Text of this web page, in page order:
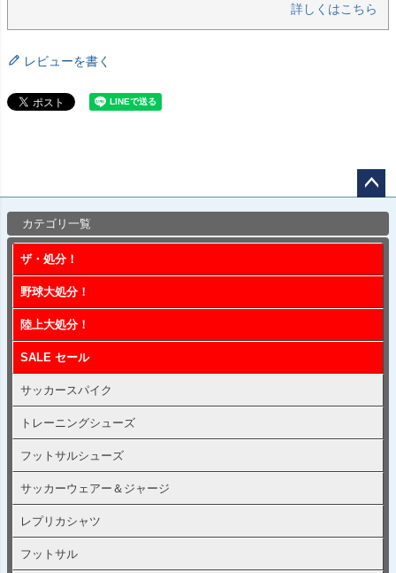
詳しくはこちら
レビューを書く
カテゴリ一覧
ザ・処分！
野球大処分！
陸上大処分！
SALE セール
サッカースパイク
トレーニングシューズ
フットサルシューズ
サッカーウェアー＆ジャージ
レプリカシャツ
フットサル
ップ